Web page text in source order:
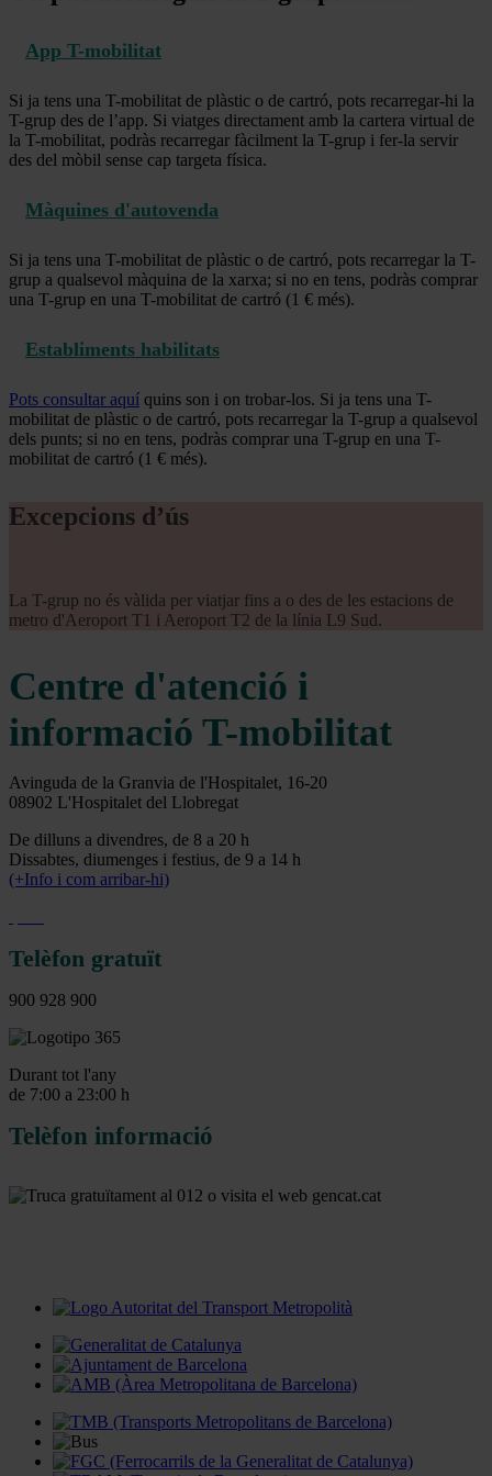
App T-mobilitat
Si ja tens una T-mobilitat de plàstic o de cartró, pots recarregar-hi la
T-grup des de l’app. Si viatges directament amb la cartera virtual de
la T-mobilitat, podràs recarregar fàcilment la T-grup i fer-la servir
des del mòbil sense cap targeta física.
Màquines d'autovenda
Si ja tens una T-mobilitat de plàstic o de cartró, pots recarregar la T-
grup a qualsevol màquina de la xarxa; si no en tens, podràs comprar
una T-grup en una T-mobilitat de cartró (1 € més).
Establiments habilitats
Pots consultar aquí quins son i on trobar-los. Si ja tens una T-
mobilitat de plàstic o de cartró, pots recarregar la T-grup a qualsevol
dels punts; si no en tens, podràs comprar una T-grup en una T-
mobilitat de cartró (1 € més).
Excepcions d’ús
La T-grup no és vàlida per viatjar fins a o des de les estacions de
metro d'Aeroport T1 i Aeroport T2 de la línia L9 Sud.
Centre d'atenció i
informació T-mobilitat
Avinguda de la Granvia de l'Hospitalet, 16-20
08902 L'Hospitalet del Llobregat
De dilluns a divendres, de 8 a 20 h
Dissabtes, diumenges i festius, de 9 a 14 h
(+Info i com arribar-hi)
Telèfon gratuït
900 928 900
Durant tot l'any
de 7:00 a 23:00 h
Telèfon informació